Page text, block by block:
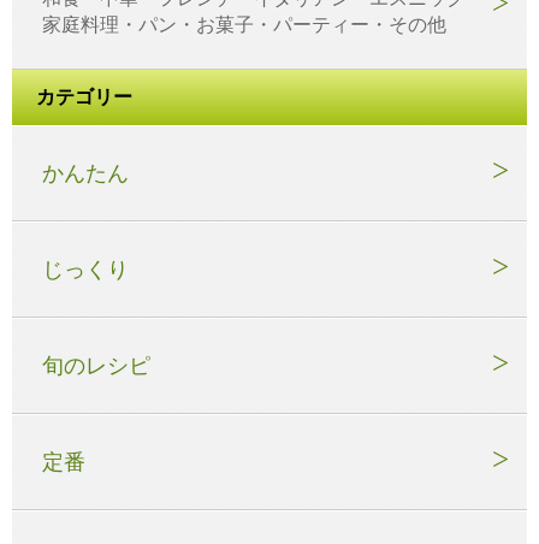
家庭料理・パン・お菓子・パーティー・その他
カテゴリー
かんたん
じっくり
旬のレシピ
定番